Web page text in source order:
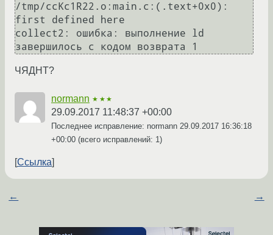
/tmp/ccKc1R22.o:main.c:(.text+0x0):
first defined here
collect2: ошибка: выполнение ld
ЧЯДНТ?
normann ★★★
29.09.2017 11:48:37 +00:00
Последнее исправление: normann 29.09.2017 16:36:18
+00:00 (всего исправлений: 1)
Ссылка
← →